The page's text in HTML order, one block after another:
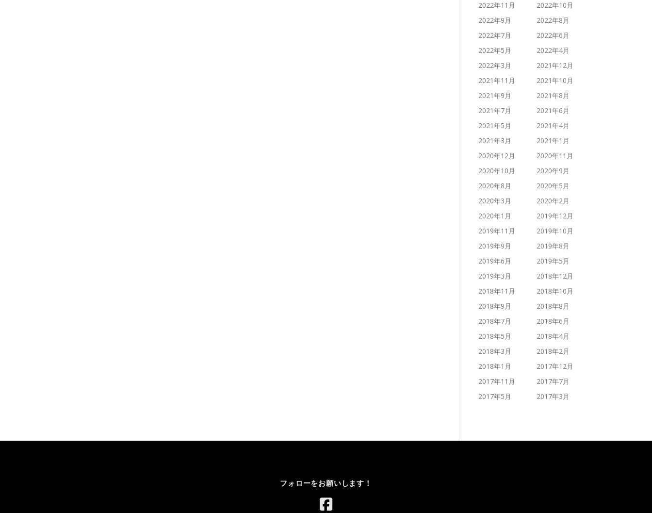
2022年11月
2022年10月
2022年9月
2022年8月
2022年7月
2022年6月
2022年5月
2022年4月
2022年3月
2021年12月
2021年11月
2021年10月
2021年9月
2021年8月
2021年7月
2021年6月
2021年5月
2021年4月
2021年3月
2021年1月
2020年12月
2020年11月
2020年10月
2020年9月
2020年8月
2020年5月
2020年3月
2020年2月
2020年1月
2019年12月
2019年11月
2019年10月
2019年9月
2019年8月
2019年6月
2019年5月
2019年3月
2018年12月
2018年11月
2018年10月
2018年9月
2018年8月
2018年7月
2018年6月
2018年5月
2018年4月
2018年3月
2018年2月
2018年1月
2017年12月
2017年11月
2017年7月
2017年5月
2017年3月
フォローをお願いします！